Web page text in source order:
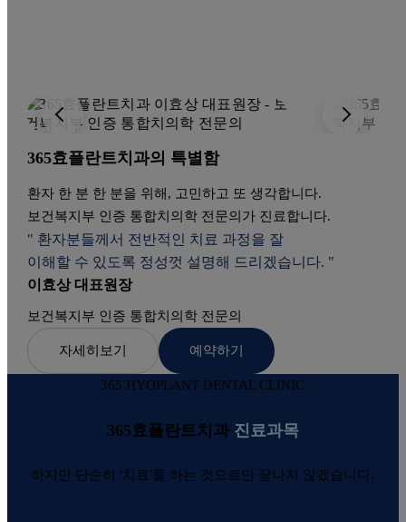
365효플란트치과의 특별함
환자 한 분 한 분을 위해, 고민하고 또 생각합니다.
보건복지부 인증 통합치의학 전문의가 진료합니다.
" 환자분들께서 전반적인 치료 과정을 잘
이해할 수 있도록 정성껏 설명해 드리겠습니다. "
이효상 대표원장
보건복지부 인증 통합치의학 전문의
자세히보기 예약하기
365 HYOPLANT DENTAL CLINIC
365효플란트치과 진료과목
하지만 단순히 '치료'를 하는 것으로만 끝나지 않겠습니다.